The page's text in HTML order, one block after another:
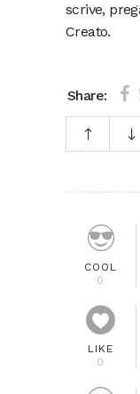
scrive,
Creato.
Share:
COOL
0
LIKE
0